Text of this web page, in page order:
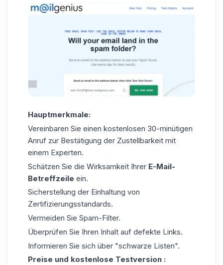
Hauptmerkmale:
Vereinbaren Sie einen kostenlosen 30-minütigen
Anruf zur Bestätigung der Zustellbarkeit mit
einem Experten.
Schätzen Sie die Wirksamkeit Ihrer E-Mail-
Betreffzeile ein.
Sicherstellung der Einhaltung von
Zertifizierungsstandards.
Vermeiden Sie Spam-Filter.
Überprüfen Sie Ihren Inhalt auf defekte Links.
Informieren Sie sich über "schwarze Listen".
Preise und kostenlose Testversion :